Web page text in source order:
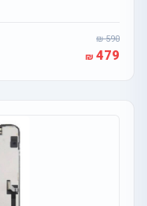
590
479